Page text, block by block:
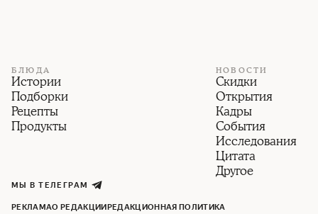
БЛЮДА
Истории
Подборки
Рецепты
Продукты
НОВОСТИ
Скидки
Открытия
Кадры
События
Исследования
Цитата
Другое
МЫ В ТЕЛЕГРАМ
РЕКЛАМАО РЕДАКЦИИРЕДАКЦИОННАЯ ПОЛИТИКА